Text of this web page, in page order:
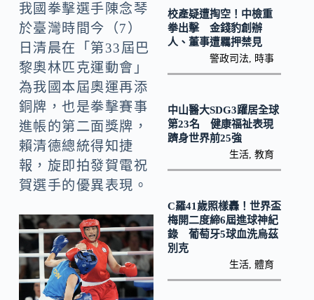
b
o
o
k
p
y
Li
n
k
我國拳擊選手陳念琴
於臺灣時間今（7）
日清晨在「第33屆巴
黎奧林匹克運動會」
為我國本屆奧運再添
銅牌，也是拳擊賽事
進帳的第二面獎牌，
賴清德總統得知捷
報，旋即拍發賀電祝
賀選手的優異表現。
校產疑遭掏空！中檢重
拳出擊 金錢豹創辦
人、董事遭羈押禁見
警政司法 時事
中山醫大SDG3躍居全球
第23名 健康福祉表現
躋身世界前25強
生活 ,教育
C羅41歲照樣轟！世界盃
梅開二度締6屆進球神紀
錄 葡萄牙5球血洗烏茲
別克
生活 ,體育